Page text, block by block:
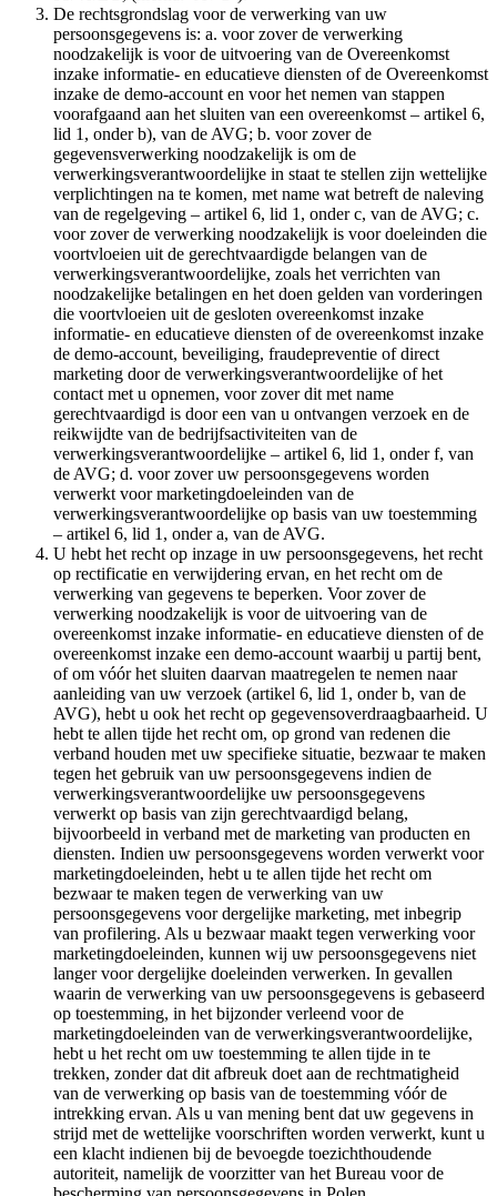
De rechtsgrondslag voor de verwerking van uw
persoonsgegevens is: a. voor zover de verwerking
noodzakelijk is voor de uitvoering van de Overeenkomst
inzake informatie- en educatieve diensten of de Overeenkomst
inzake de demo-account en voor het nemen van stappen
voorafgaand aan het sluiten van een overeenkomst – artikel 6,
lid 1, onder b), van de AVG; b. voor zover de
gegevensverwerking noodzakelijk is om de
verwerkingsverantwoordelijke in staat te stellen zijn wettelijke
verplichtingen na te komen, met name wat betreft de naleving
van de regelgeving – artikel 6, lid 1, onder c, van de AVG; c.
voor zover de verwerking noodzakelijk is voor doeleinden die
voortvloeien uit de gerechtvaardigde belangen van de
verwerkingsverantwoordelijke, zoals het verrichten van
noodzakelijke betalingen en het doen gelden van vorderingen
die voortvloeien uit de gesloten overeenkomst inzake
informatie- en educatieve diensten of de overeenkomst inzake
de demo-account, beveiliging, fraudepreventie of direct
marketing door de verwerkingsverantwoordelijke of het
contact met u opnemen, voor zover dit met name
gerechtvaardigd is door een van u ontvangen verzoek en de
reikwijdte van de bedrijfsactiviteiten van de
verwerkingsverantwoordelijke – artikel 6, lid 1, onder f, van
de AVG; d. voor zover uw persoonsgegevens worden
verwerkt voor marketingdoeleinden van de
verwerkingsverantwoordelijke op basis van uw toestemming
– artikel 6, lid 1, onder a, van de AVG.
U hebt het recht op inzage in uw persoonsgegevens, het recht
op rectificatie en verwijdering ervan, en het recht om de
verwerking van gegevens te beperken. Voor zover de
verwerking noodzakelijk is voor de uitvoering van de
overeenkomst inzake informatie- en educatieve diensten of de
overeenkomst inzake een demo-account waarbij u partij bent,
of om vóór het sluiten daarvan maatregelen te nemen naar
aanleiding van uw verzoek (artikel 6, lid 1, onder b, van de
AVG), hebt u ook het recht op gegevensoverdraagbaarheid. U
hebt te allen tijde het recht om, op grond van redenen die
verband houden met uw specifieke situatie, bezwaar te maken
tegen het gebruik van uw persoonsgegevens indien de
verwerkingsverantwoordelijke uw persoonsgegevens
verwerkt op basis van zijn gerechtvaardigd belang,
bijvoorbeeld in verband met de marketing van producten en
diensten. Indien uw persoonsgegevens worden verwerkt voor
marketingdoeleinden, hebt u te allen tijde het recht om
bezwaar te maken tegen de verwerking van uw
persoonsgegevens voor dergelijke marketing, met inbegrip
van profilering. Als u bezwaar maakt tegen verwerking voor
marketingdoeleinden, kunnen wij uw persoonsgegevens niet
langer voor dergelijke doeleinden verwerken. In gevallen
waarin de verwerking van uw persoonsgegevens is gebaseerd
op toestemming, in het bijzonder verleend voor de
marketingdoeleinden van de verwerkingsverantwoordelijke,
hebt u het recht om uw toestemming te allen tijde in te
trekken, zonder dat dit afbreuk doet aan de rechtmatigheid
van de verwerking op basis van de toestemming vóór de
intrekking ervan. Als u van mening bent dat uw gegevens in
strijd met de wettelijke voorschriften worden verwerkt, kunt u
een klacht indienen bij de bevoegde toezichthoudende
autoriteit, namelijk de voorzitter van het Bureau voor de